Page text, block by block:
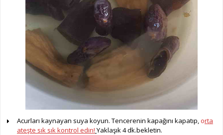
Acurları kaynayan suya koyun. Tencerenin kapağını kapatıp, orta
ateşte sık sık kontrol edin! Yaklaşık 4 dk.bekletin.